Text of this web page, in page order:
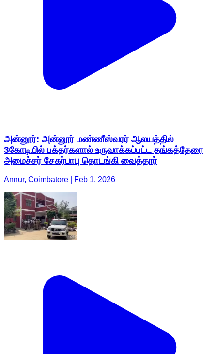
அன்னூர்: அன்னூர் மண்ணீஸ்வரர் ஆலயத்தில்
3கோடியில் பக்தர்களால் உருவாக்கப்பட்ட தங்கத்தேரை
அமைச்சர் சேகர்பாபு தொடங்கி வைத்தார்
Annur, Coimbatore | Feb 1, 2026